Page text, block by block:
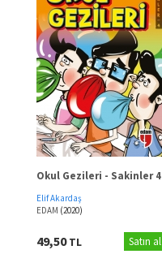
Okul Gezileri - Sakinler 4
Elif Akardaş
EDAM (2020)
49,50TL Satın al